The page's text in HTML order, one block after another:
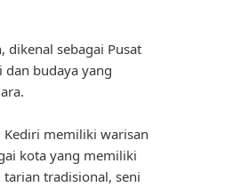
dikenal sebagai Pusat
dan budaya yang
Kediri memiliki warisan
kota yang memiliki
tradisional, seni